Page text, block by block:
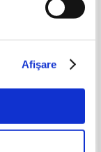
Afişare
Stilton - Furtul
19,00 Lei